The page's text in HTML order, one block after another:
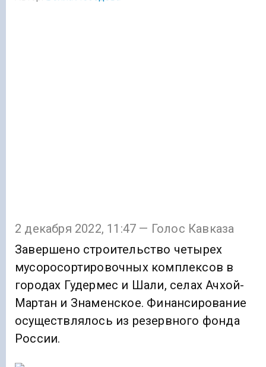
2 декабря 2022, 11:47 — Голос Кавказа
Завершено строительство четырех
мусоросортировочных комплексов в
городах Гудермес и Шали, селах Ачхой-
Мартан и Знаменское. Финансирование
осуществлялось из резервного фонда
России.